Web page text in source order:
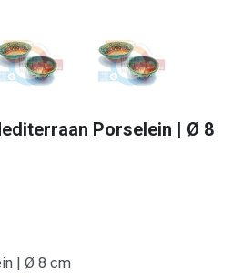
Porselein | Ø 8
| Ø 8 cm